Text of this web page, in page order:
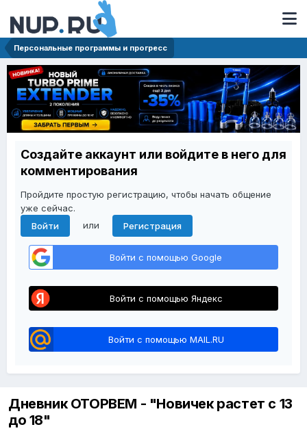
Персональные программы и прогресс
Создайте аккаунт или войдите в него для
комментирования
Пройдите простую регистрацию, чтобы начать общение
уже сейчас.
Войти
или Регистрация
Войти с помощью Google
Войти с помощью Яндекс
Войти с помощью MAIL.RU
Дневник OTOPBEM - "Новичек растет с 13
до 18"